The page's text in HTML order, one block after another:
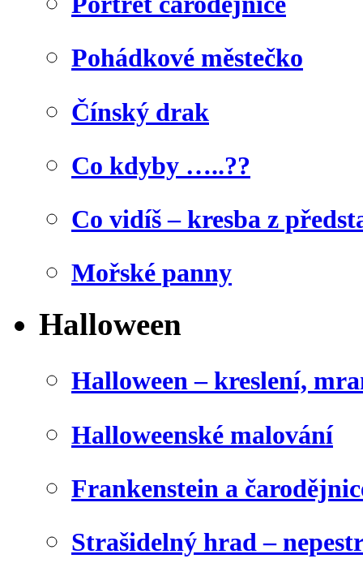
Pohádkové městečko
Čínský drak
Co kdyby …..??
Co vidíš – kresba z
Mořské panny
Halloween
Halloween – kreslení,
Halloweenské malování
Frankenstein a
Strašidelný hrad –